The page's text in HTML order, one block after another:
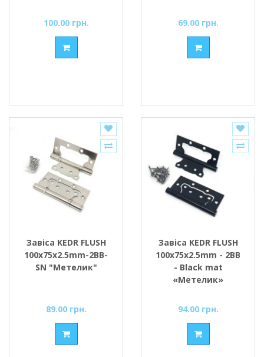
100.00 грн. 69.00 грн.
Завіса KEDR FLUSH
100x75x2.5mm-2BB-
SN "Метелик"
89.00 грн.
Завіса KEDR FLUSH
100x75x2.5mm - 2BB
- Black mat
«Метелик»
94.00 грн.